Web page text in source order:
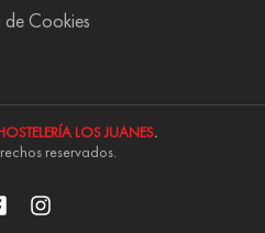
de Cookies
LOS JUANES.
reservados.